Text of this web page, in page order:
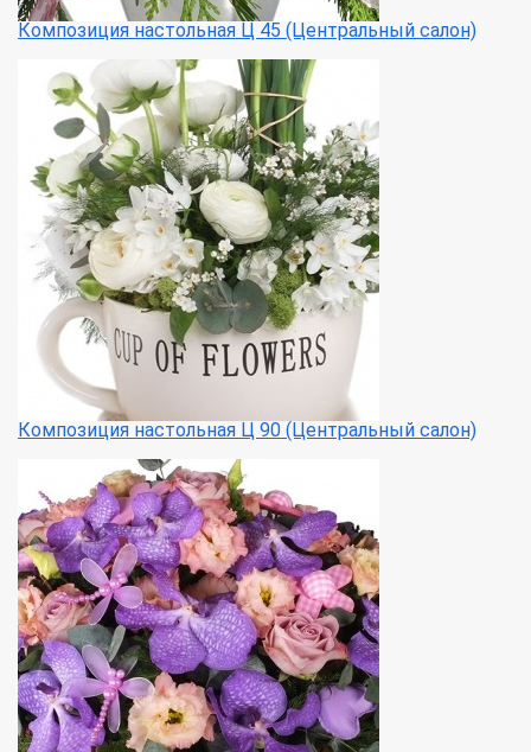
Композиция настольная Ц 45 (Центральный салон)
Композиция настольная Ц 90 (Центральный салон)